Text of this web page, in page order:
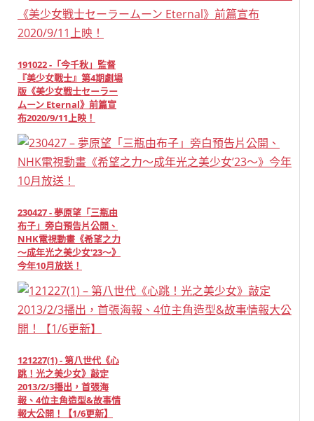
191022 -「今千秋」監督
『美少女戰士』第4期劇場
版《美少女戦士セーラー
ムーン Eternal》前篇宣
布2020/9/11上映！
230427 - 夢原望「三瓶由
布子」旁白預告片公開、
NHK電視動畫《希望之力
～成年光之美少女'23～》
今年10月放送！
121227(1) - 第八世代《心
跳！光之美少女》敲定
2013/2/3播出，首張海
報、4位主角造型&故事情
報大公開！【1/6更新】